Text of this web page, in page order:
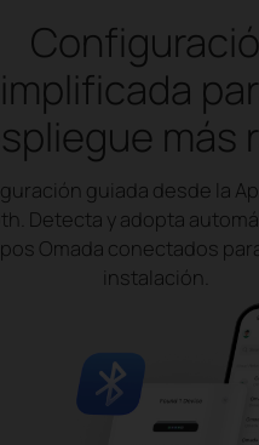
más
guiada desde la
Detecta y adopta
Omada conectados
instalación.